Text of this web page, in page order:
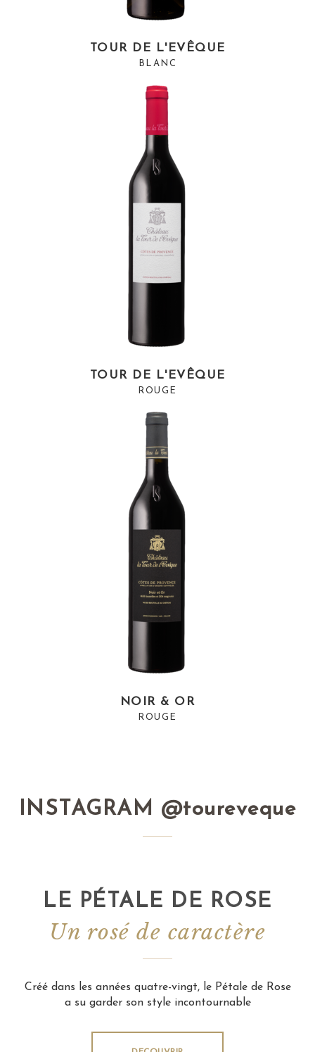
TOUR DE L'EVÊQUE
BLANC
TOUR DE L'EVÊQUE
ROUGE
NOIR & OR
ROUGE
INSTAGRAM @toureveque
LE PÉTALE DE ROSE
Un rosé de caractère
Créé dans les années quatre-vingt, le Pétale de Rose